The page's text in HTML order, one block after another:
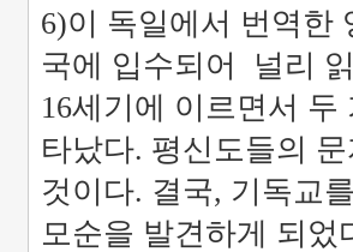
6)이 독일에서 번역한
국에 입수되어 널리
16세기에 이르면서
타났다. 평신도들의
것이다. 결국, 기독교
모순을 발견하게 되었